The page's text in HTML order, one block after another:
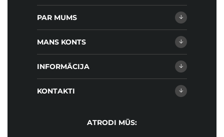
PAR MUMS
MANS KONTS
INFORMĀCIJA
KONTAKTI
ATRODI MŪS: